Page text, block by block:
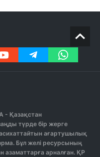
- Қазақстан
түрде бір жерге
ағартушылық
Бұл желі ресурсының
азаматтарға арналған. ҚР